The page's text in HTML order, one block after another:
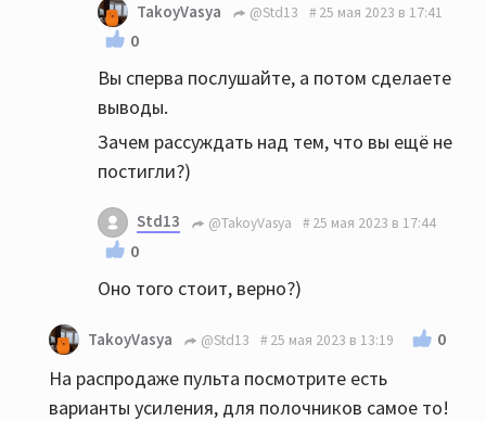
TakoyVasya @Std13 25 мая 2023 в 17:41
0
Вы сперва послушайте, а потом сделаете
выводы.
Зачем рассуждать над тем, что вы ещё не
постигли?)
Std13 @TakoyVasya 25 мая 2023 в 17:44
0
Оно того стоит, верно?)
TakoyVasya @Std13 25 мая 2023 в 13:19 0
На распродаже пульта посмотрите есть
варианты усиления, для полочников самое то!